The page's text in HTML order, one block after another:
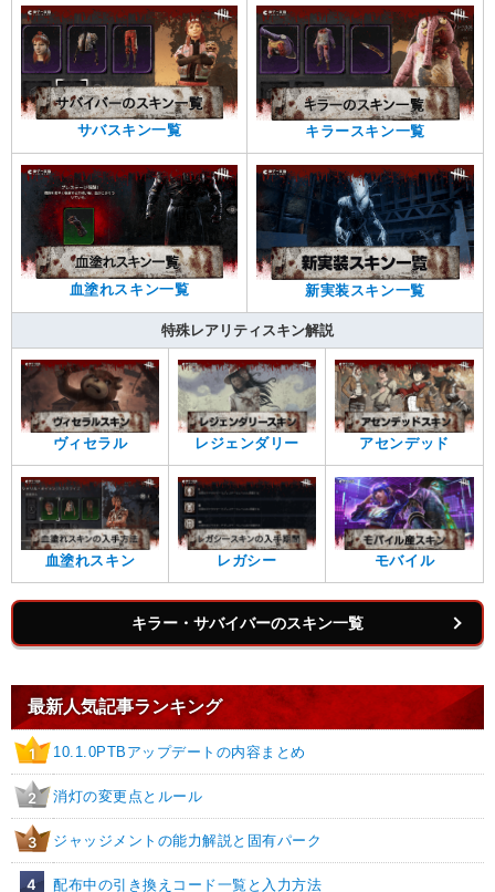
サバスキン一覧 キラースキン一覧
血塗れスキン一覧 新実装スキン一覧
特殊レアリティスキン解説
ヴィセラル レジェンダリー アセンデッド
血塗れスキン レガシー モバイル
キラー・サバイバーのスキン一覧
最新人気記事ランキング
1 10.1.0PTBアップデートの内容まとめ
2 消灯の変更点とルール
3 ジャッジメントの能力解説と固有パーク
4 配布中の引き換えコード一覧と入力方法